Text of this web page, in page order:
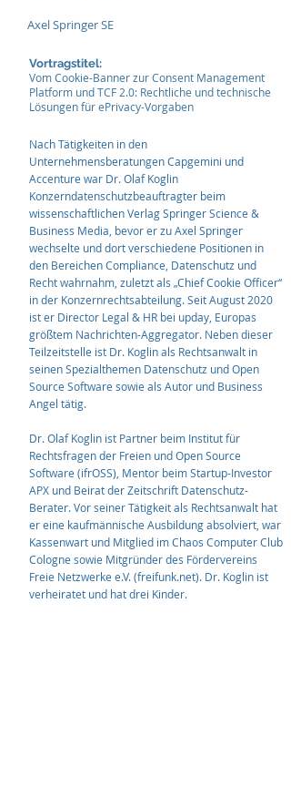
Axel Springer SE
Vortragstitel:
Vom Cookie-Banner zur Consent Management
Platform und TCF 2.0: Rechtliche und technische
Lösungen für ePrivacy-Vorgaben
Nach Tätigkeiten in den
Unternehmensberatungen Capgemini und
Accenture war Dr. Olaf Koglin
Konzerndatenschutzbeauftragter beim
wissenschaftlichen Verlag Springer Science &
Business Media, bevor er zu Axel Springer
wechselte und dort verschiedene Positionen in
den Bereichen Compliance, Datenschutz und
Recht wahrnahm, zuletzt als „Chief Cookie Officer“
in der Konzernrechtsabteilung. Seit August 2020
ist er Director Legal & HR bei upday, Europas
größtem Nachrichten-Aggregator. Neben dieser
Teilzeitstelle ist Dr. Koglin als Rechtsanwalt in
seinen Spezialthemen Datenschutz und Open
Source Software sowie als Autor und Business
Angel tätig.
Dr. Olaf Koglin ist Partner beim Institut für
Rechtsfragen der Freien und Open Source
Software (ifrOSS), Mentor beim Startup-Investor
APX und Beirat der Zeitschrift Datenschutz-
Berater. Vor seiner Tätigkeit als Rechtsanwalt hat
er eine kaufmännische Ausbildung absolviert, war
Kassenwart und Mitglied im Chaos Computer Club
Cologne sowie Mitgründer des Fördervereins
Freie Netzwerke e.V. (freifunk.net). Dr. Koglin ist
verheiratet und hat drei Kinder.